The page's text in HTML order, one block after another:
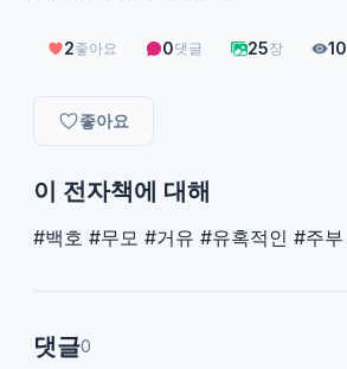
2좋아요 0댓글 25장 10
좋아요
이 전자책에 대해
#백호 #무모 #거유 #유혹적인 #주부
댓글0